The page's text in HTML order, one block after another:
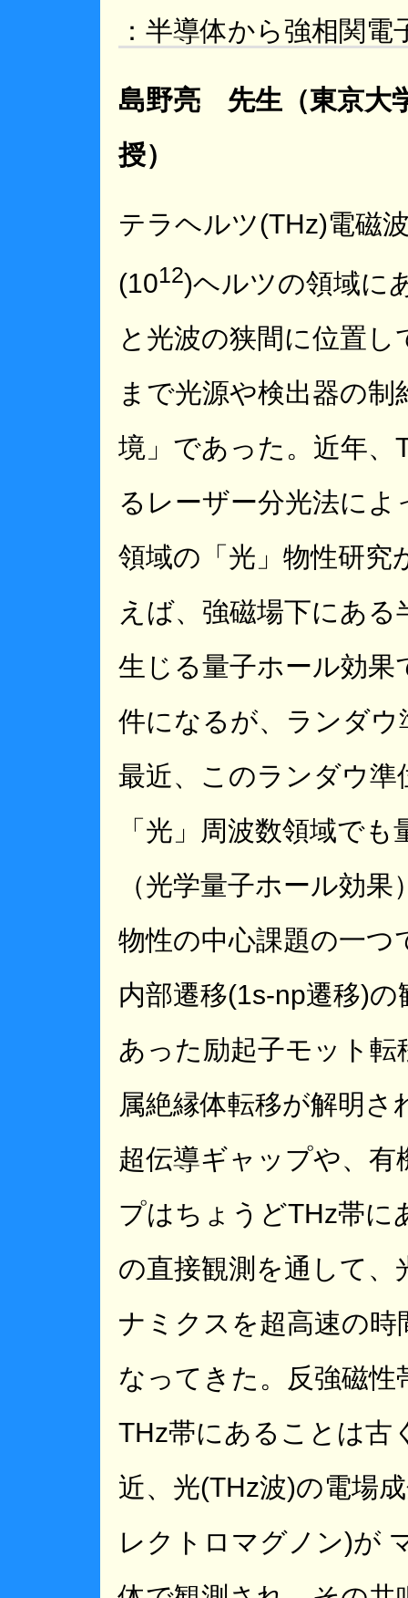
：半導体から強相関電
島野亮 先生（東京
授）
テラヘルツ(THz)電磁
(1012)ヘルツの領域に
と光波の狭間に位置
まで光源や検出器の
境」であった。近年、
るレーザー分光法に
領域の「光」物性研究
えば、強磁場下にあ
生じる量子ホール効
件になるが、ランダ
最近、このランダウ
「光」周波数領域で
（光学量子ホール効
物性の中心課題の一つ
内部遷移(1s-np遷移)
あった励起子モット
属絶縁体転移が解明
超伝導ギャップや、
プはちょうどTHz帯に
の直接観測を通して、
ナミクスを超高速の
なってきた。反強磁
THz帯にあることは古
近、光(THz波)の電場
レクトロマグノン)が